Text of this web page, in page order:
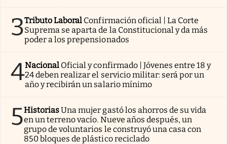
3Tributo Laboral Confirmación oficial | La Corte
Suprema se aparta de la Constitucional y da más
poder a los prepensionados
4Nacional Oficial y confirmado | Jóvenes entre 18 y
24 deben realizar el servicio militar: será por un
año y recibirán un salario mínimo
5HistoriasUna mujer gastó los ahorros de su vida
en un terreno vacío. Nueve años después, un
grupo de voluntarios le construyó una casa con
850 bloques de plástico reciclado